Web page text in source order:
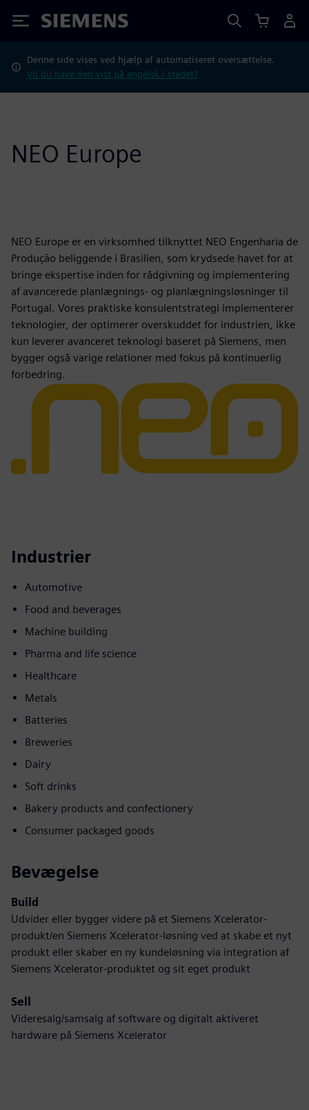
Siemens
Denne side vises ved hjælp af automatiseret oversættelse.
Vil du have den vist på engelsk i stedet?
NEO Europe
NEO Europe er en virksomhed tilknyttet NEO Engenharia de
Produção beliggende i Brasilien, som krydsede havet for at
bringe ekspertise inden for rådgivning og implementering
af avancerede planlægnings- og planlægningsløsninger til
Portugal. Vores praktiske konsulentstrategi implementerer
teknologier, der optimerer overskuddet for industrien, ikke
kun leverer avanceret teknologi baseret på Siemens, men
bygger også varige relationer med fokus på kontinuerlig
forbedring.
Industrier
Automotive
Food and beverages
Machine building
Pharma and life science
Healthcare
Metals
Batteries
Breweries
Dairy
Soft drinks
Bakery products and confectionery
Consumer packaged goods
Bevægelse
Build
Udvider eller bygger videre på et Siemens Xcelerator-
produkt/en Siemens Xcelerator-løsning ved at skabe et nyt
produkt eller skaber en ny kundeløsning via integration af
Siemens Xcelerator-produktet og sit eget produkt
Sell
Videresalg/samsalg af software og digitalt aktiveret
hardware på Siemens Xcelerator